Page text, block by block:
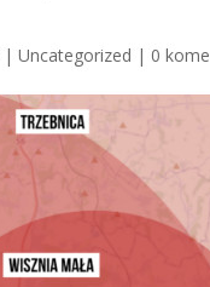
|Uncategorized | 0